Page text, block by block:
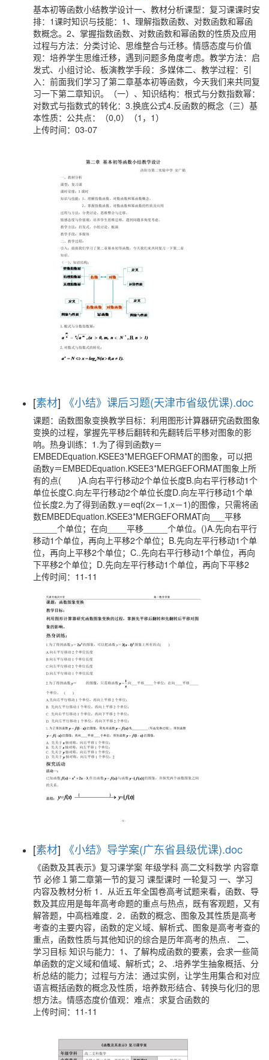
基本初等函数小结教学设计一、教材分析课型：复习课课时安
排：1课时知识与技能：1、理解指数函数、对数函数和幂函
数概念。2、掌握指数函数、对数函数和幂函数的性质及应用
过程与方法：分类讨论、思维整合与迁移。情感态度与价值
观：培养学生思维迁移，遇到问题多角度考虑。教学方法：启
发式、小组讨论、板演教学手段：多媒体二、教学过程：引
入：前面我们学习了第二章基本初等函数，今天我们来共同复
习一下第二章知识。（一）、知识结构：根式与分数指数幂：
对数式与指数式的转化：3.换底公式4.反函数的概念（三）基
本性质：公共点：（0,0）（1，1）
上传时间：03-07
[素材] 《小结》课后习题(天津市省级优课).doc
课题：函数图象变换教学目标：利用图形计算器研究函数图象
变换的过程，掌握先平移后翻转和先翻转后平移对图象的影
响。热身训练：1.为了得到函数y＝
EMBEDEquation.KSEE3*MERGEFORMAT的图象，可以把
函数y＝EMBEDEquation.KSEE3*MERGEFORMAT图象上所
有的点( )A.向右平行移动2个单位长度B.向右平行移动1个
单位长度C.向左平行移动2个单位长度D.向左平行移动1个单
位长度2.为了得到函数.y＝eqf(2x－1,x－1)的图像，只需将函
数EMBEDEquation.KSEE3*MERGEFORMAT向___平移
_____个单位；在向____平移_____个单位。()A.先向右平行
移动1个单位，再向上平移2个单位；B.先向左平行移动1个单
位，再向上平移2个单位；C..先向右平行移动1个单位，再向
下平移2个单位；D.先向左平行移动1个单位，再向下平移2
上传时间：11-11
[素材] 《小结》导学案(广东省县级优课).doc
《函数及其表示》复习课学案 年级学科 高二文科数学 内容章
节 必修１第二章第一节的复习 课型课时 一轮复习 一、学习
内容及教材分析 1．从近五年全国卷高考试题来看，函数、导
数及其应用是每年高考命题的重点与热点，既有客观题，又有
解答题，中高档难度．2．函数的概念、图象及其性质是高考
考查的主要内容，函数的定义域、解析式、图象是高考考查的
重点，函数性质与其他知识的综合是历年高考的热点． 二、
学习目标 知识与能力：1、了解构成函数的要素，会求一些简
单函数的定义域和值域、解析式；2、.培养学生抽象概括、分
析总结的能力；过程与方法：通过实例，让学生用集合和对应
语言概括函数的概念及性质，培养数形结合、转换与化归的思
想方法。情感态度价值观：难点：求复合函数的
上传时间：11-11